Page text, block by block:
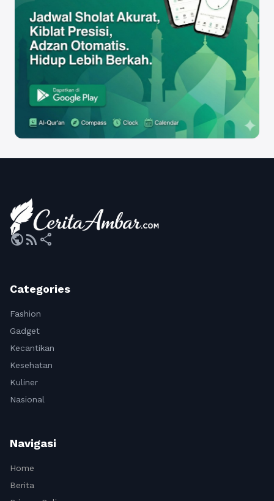
publicrss_feed share
Categories
Fashion
Gadget
Kecantikan
Kesehatan
Kuliner
Nasional
Navigasi
Home
Berita